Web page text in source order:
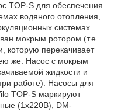
TOP-S для обеспечения
водяного отопления,
системах.
мокрым ротором (т.е.
которую перекачивает
же. Насос с мокрым
жидкости и
работе). Насосы для
TOP-S маркируют
(1x220В), DM-